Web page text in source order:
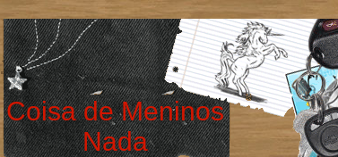
Coisa de Meninos
Nada